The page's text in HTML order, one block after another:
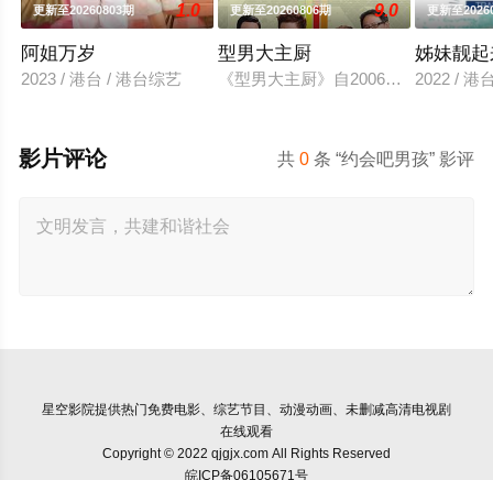
更新至20260803期 1.0
阿姐万岁
2023 / 港台 / 港台综艺
更新至20260806期 9.0
型男大主厨
《型男大主厨》自2006年7月10日
更新至
姊妹靓
2022 / 港
共0 条 “约会吧男孩” 影评
影片评论
星空影院提供热门免费电影、综艺节目、动漫动画、未删减高清电视剧
在线观看
Copyright © 2022 qjgjx.com All Rights Reserved
皖ICP备06105671号